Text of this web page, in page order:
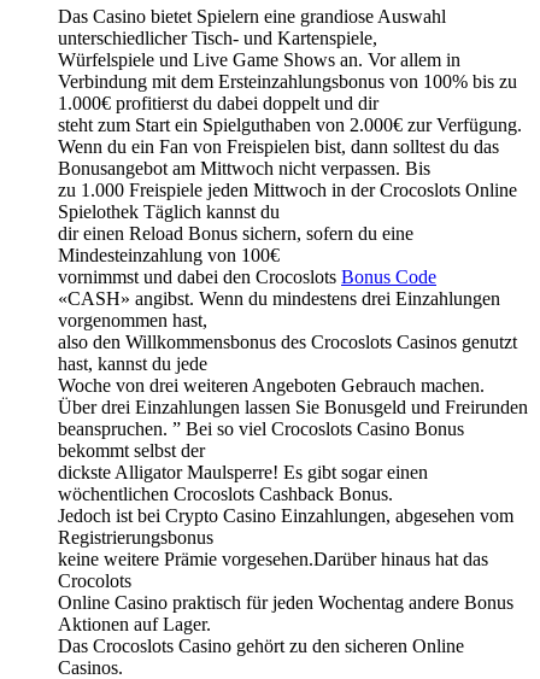
Das Casino bietet Spielern eine grandiose Auswahl
unterschiedlicher Tisch- und Kartenspiele,
Würfelspiele und Live Game Shows an. Vor allem in
Verbindung mit dem Ersteinzahlungsbonus von 100% bis zu
1.000€ profitierst du dabei doppelt und dir
steht zum Start ein Spielguthaben von 2.000€ zur Verfügung.
Wenn du ein Fan von Freispielen bist, dann solltest du das
Bonusangebot am Mittwoch nicht verpassen. Bis
zu 1.000 Freispiele jeden Mittwoch in der Crocoslots Online
Spielothek Täglich kannst du
dir einen Reload Bonus sichern, sofern du eine
Mindesteinzahlung von 100€
vornimmst und dabei den Crocoslots Bonus Code
«CASH» angibst. Wenn du mindestens drei Einzahlungen
vorgenommen hast,
also den Willkommensbonus des Crocoslots Casinos genutzt
hast, kannst du jede
Woche von drei weiteren Angeboten Gebrauch machen.
Über drei Einzahlungen lassen Sie Bonusgeld und Freirunden
beanspruchen. ” Bei so viel Crocoslots Casino Bonus
bekommt selbst der
dickste Alligator Maulsperre! Es gibt sogar einen
wöchentlichen Crocoslots Cashback Bonus.
Jedoch ist bei Crypto Casino Einzahlungen, abgesehen vom
Registrierungsbonus
keine weitere Prämie vorgesehen.Darüber hinaus hat das
Crocolots
Online Casino praktisch für jeden Wochentag andere Bonus
Aktionen auf Lager.
Das Crocoslots Casino gehört zu den sicheren Online
Casinos.